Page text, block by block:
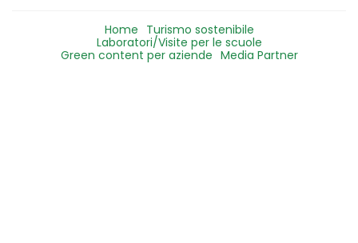
Home Turismo sostenibile
Laboratori/Visite per le scuole
Green content per aziende Media Partner